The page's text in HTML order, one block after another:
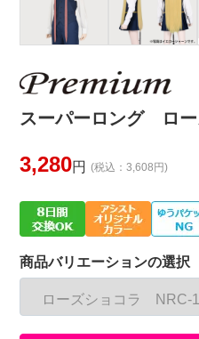
スーパーロング ロ
3,280円 (税込：3,608円)
商品バリエーションの選択